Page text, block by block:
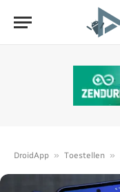
DroidApp » Toestellen »